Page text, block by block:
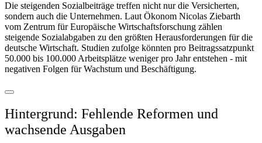
Die steigenden Sozialbeiträge treffen nicht nur die Versicherten,
sondern auch die Unternehmen. Laut Ökonom Nicolas Ziebarth
vom Zentrum für Europäische Wirtschaftsforschung zählen
steigende Sozialabgaben zu den größten Herausforderungen für die
deutsche Wirtschaft. Studien zufolge könnten pro Beitragssatzpunkt
50.000 bis 100.000 Arbeitsplätze weniger pro Jahr entstehen - mit
negativen Folgen für Wachstum und Beschäftigung.
Hintergrund: Fehlende Reformen und
wachsende Ausgaben